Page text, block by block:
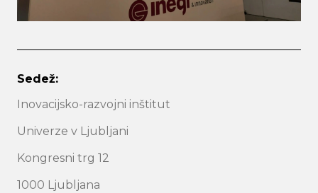
Sedež:
Inovacijsko-razvojni inštitut
Univerze v Ljubljani
Kongresni trg 12
1000 Ljubljana